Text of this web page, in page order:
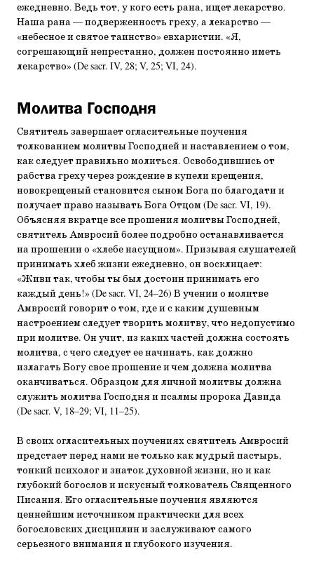
ежедневно. Ведь тот, у кого есть рана, ищет лекарство.
Наша рана — подверженность греху, а лекарство —
«небесное и святое таинство» евхаристии. «Я,
согрешающий непрестанно, должен постоянно иметь
лекарство» (De sacr. IV, 28; V, 25; VI, 24).
Молитва Господня
Святитель завершает огласительные поучения
толкованием молитвы Господней и наставлением о том,
как следует правильно молиться. Освободившись от
рабства греху через рождение в купели крещения,
новокрещеный становится сыном Бога по благодати и
получает право называть Бога Отцом (De sacr. VI, 19).
Объясняя вкратце все прошения молитвы Господней,
святитель Амвросий более подробно останавливается
на прошении о «хлебе насущном». Призывая слушателей
принимать хлеб жизни ежедневно, он восклицает:
«Живи так, чтобы ты был достоин принимать его
каждый день!» (De sacr. VI, 24–26) В учении о молитве
Амвросий говорит о том, где и с каким душевным
настроением следует творить молитву, что недопустимо
при молитве. Он учит, из каких частей должна состоять
молитва, с чего следует ее начинать, как должно
излагать Богу свое прошение и чем должна молитва
оканчиваться. Образцом для личной молитвы должна
служить молитва Господня и псалмы пророка Давида
(De sacr. V, 18–29; VI, 11–25).
В своих огласительных поучениях святитель Амвросий
предстает перед нами не только как мудрый пастырь,
тонкий психолог и знаток духовной жизни, но и как
глубокий богослов и искусный толкователь Священного
Писания. Его огласительные поучения являются
ценнейшим источником практически для всех
богословских дисциплин и заслуживают самого
серьезного внимания и глубокого изучения.